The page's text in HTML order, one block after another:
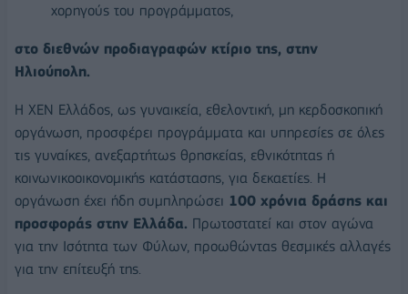
χορηγούς του προγράμματος,
στο διεθνών προδιαγραφών κτίριο της, στην
Ηλιούπολη.
Η ΧΕΝ Ελλάδος, ως γυναικεία, εθελοντική, μη κερδοσκοπική
οργάνωση, προσφέρει προγράμματα και υπηρεσίες σε όλες
τις γυναίκες, ανεξαρτήτως θρησκείας, εθνικότητας ή
κοινωνικοοικονομικής κατάστασης, για δεκαετίες. Η
οργάνωση έχει ήδη συμπληρώσει 100 χρόνια δράσης και
προσφοράς στην Ελλάδα. Πρωτοστατεί και στον αγώνα
για την Ισότητα των Φύλων, προωθώντας θεσμικές αλλαγές
για την επίτευξή της.